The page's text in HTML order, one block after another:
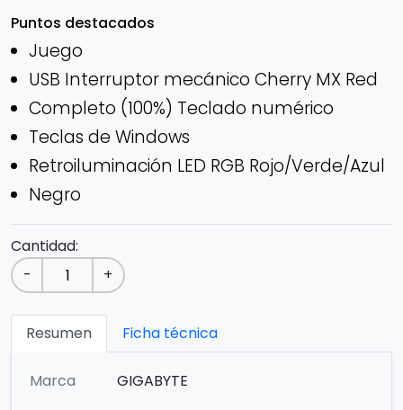
Puntos destacados
Juego
USB Interruptor mecánico Cherry MX Red
Completo (100%) Teclado numérico
Teclas de Windows
Retroiluminación LED RGB Rojo/Verde/Azul
Negro
Cantidad:
-
+
Resumen Ficha técnica
Marca GIGABYTE